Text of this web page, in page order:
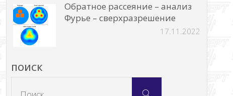
Обратное рассеяние – анализ
Фурье – сверхразрешение
17.11.2022
ПОИСК
Поиск